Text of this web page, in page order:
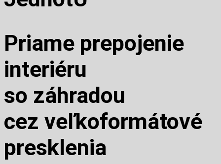
Priame prepojenie
interiéru
so záhradou
cez veľkoformátové
presklenia